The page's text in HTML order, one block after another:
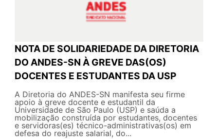
NOTA DE SOLIDARIEDADE DA DIRETORIA
DO ANDES-SN À GREVE DAS(OS)
DOCENTES E ESTUDANTES DA USP
A Diretoria do ANDES-SN manifesta seu firme
apoio à greve docente e estudantil da
Universidade de São Paulo (USP) e saúda a
mobilização construída por estudantes, docentes
e servidoras(es) técnico-administrativas(os) em
defesa do reajuste salarial, do...